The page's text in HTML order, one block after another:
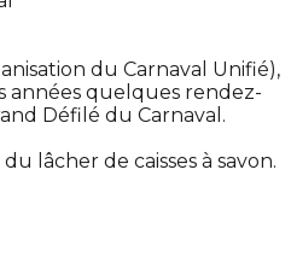
du Carnaval Unifié),
années quelques rendez-
Défilé du Carnaval.
lâcher de caisses à savon.